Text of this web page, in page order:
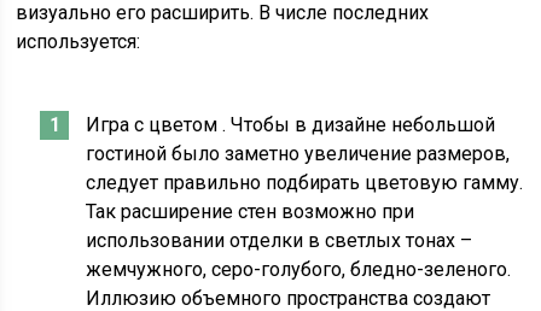
визуально его расширить. В числе последних
используется:
Игра с цветом . Чтобы в дизайне небольшой
гостиной было заметно увеличение размеров,
следует правильно подбирать цветовую гамму.
Так расширение стен возможно при
использовании отделки в светлых тонах –
жемчужного, серо-голубого, бледно-зеленого.
Иллюзию объемного пространства создают